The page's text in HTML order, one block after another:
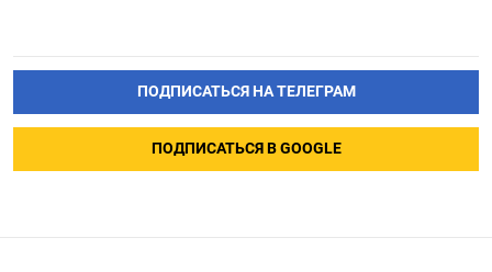
ПОДПИСАТЬСЯ НА ТЕЛЕГРАМ
ПОДПИСАТЬСЯ В GOOGLE